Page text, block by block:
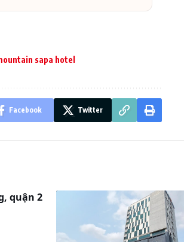
khách với tầm nhìn bao trọn
sapa hotel
Facebook Twitter
quận 2